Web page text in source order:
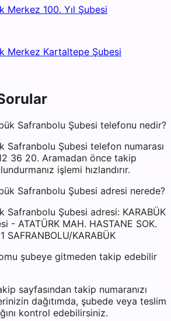
Merkez 100. Yıl Şubesi
Merkez Kartaltepe Şubesi
Safranbolu Şubesi telefonu nedir?
Safranbolu Şubesi telefon numarası
36 20. Aramadan önce takip
işlemi hızlandırır.
Safranbolu Şubesi adresi nerede?
Safranbolu Şubesi adresi: KARABÜK
- ATATÜRK MAH. HASTANE SOK.
SAFRANBOLU/KARABÜK
şubeye gitmeden takip edebilir
sayfasından takip numaranızı
dağıtımda, şubede veya teslim
kontrol edebilirsiniz.